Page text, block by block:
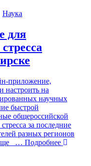
Наука
для
приложение,
настроить на
научных
быстрой
общероссийской
за последние
разных регионов
… Подробнее